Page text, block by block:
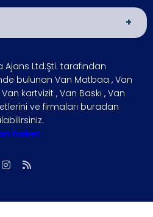
Van Reklam
HAKKIMIZDA
VAN HABER
İŞLETMENİZİ
BÜYÜTÜN
ÇÖZÜM
ORTAKLARIMIZ
FOTO GALERİ
SIKÇA
ADRES
VAN
SAATLERİ
: 09:00 - 18:00
Ajans Ltd.Şti. tarafından
bulunan Van Matbaa , Van
kartvizit , Van Baskı , Van
ve firmaları buradan
haber